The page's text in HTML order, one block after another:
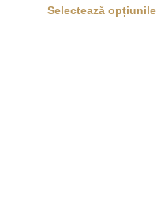
Selectează opțiunile